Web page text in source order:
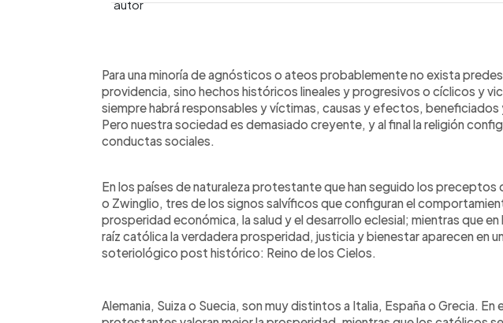
► Escuchar artículo
Para una minoría de agnósticos o ateos probablemente no exista
providencia, sino hechos históricos lineales y progresivos o cíclicos y
siempre habrá responsables y víctimas, causas y efectos,
Pero nuestra sociedad es demasiado creyente, y al final la religión
conductas sociales.
En los países de naturaleza protestante que han seguido los preceptos
o Zwinglio, tres de los signos salvíficos que configuran el
prosperidad económica, la salud y el desarrollo eclesial; mientras que en
raíz católica la verdadera prosperidad, justicia y bienestar aparecen en
soteriológico post histórico: Reino de los Cielos.
Alemania, Suiza o Suecia, son muy distintos a Italia, España o Grecia.